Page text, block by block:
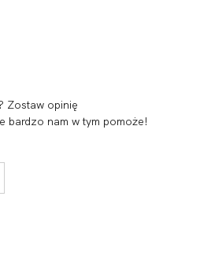
Zostaw opinię
bardzo nam w tym pomoże!